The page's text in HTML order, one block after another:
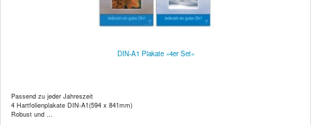
DIN-A1 Plakate »4er Set«
Passend zu jeder Jahreszeit
4 Hartfolienplakate DIN-A1(594 x 841mm)
Robust und ...